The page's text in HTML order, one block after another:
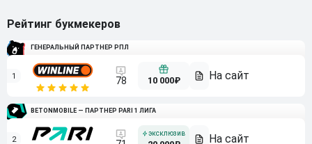
Рейтинг букмекеров
ГЕНЕРАЛЬНЫЙ ПАРТНЕР РПЛ
1 78 10 000₽
BETONMOBILE — ПАРТНЕР PARI 1 ЛИГА
2